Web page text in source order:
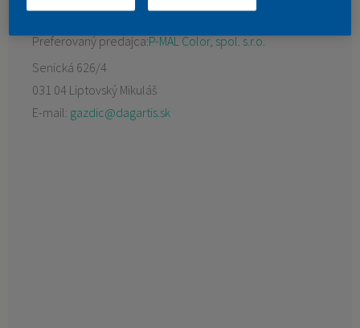
Preferovaný predajca:P-MAL Color, spol. s.r.o.
Senická 626/4
031 04 Liptovský Mikuláš
E-mail: gazdic@dagartis.sk